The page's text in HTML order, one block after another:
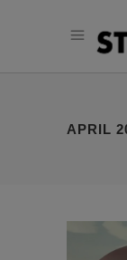
APRIL